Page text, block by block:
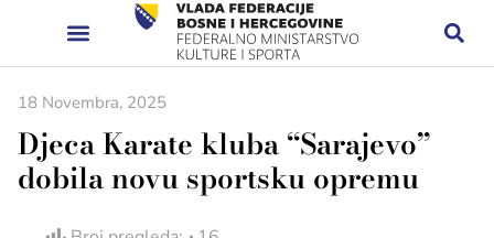
18 Novembra, 2025
Djeca Karate kluba “Sarajevo”
dobila novu sportsku opremu